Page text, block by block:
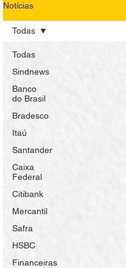
Notícias
Todas
Sindnews
Banco
do Brasil
Bradesco
Itaú
Santander
Caixa
Federal
Citibank
Mercantil
Safra
HSBC
Financeiras
Todas